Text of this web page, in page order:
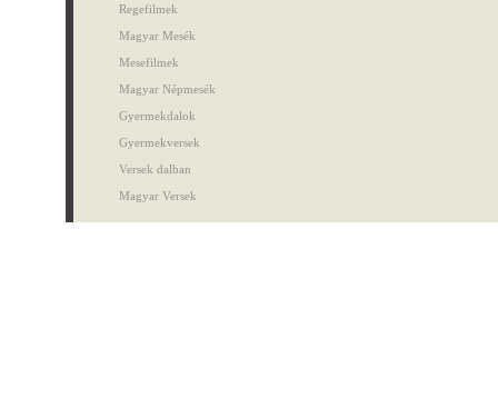
Regefilmek
Magyar Mesék
Mesefilmek
Magyar Népmesék
Gyermekdalok
Gyermekversek
Versek dalban
Magyar Versek